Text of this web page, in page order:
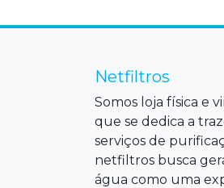
Netfiltros
Somos loja física e
que se dedica a
serviços de
netfiltros busca
água como uma